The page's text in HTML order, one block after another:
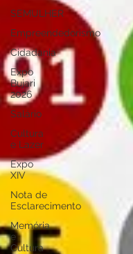
SEMULHER
Empreendedorismo
Cidadania
Expo
Bujari
2026
Salário
Cultura
e Lazer
Expo
XIV
Nota de
Esclarecimento
Memória
e
Cultura